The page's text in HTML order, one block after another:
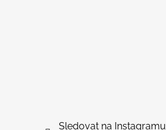
Sledovat na Instagramu